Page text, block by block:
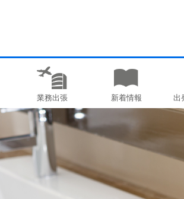
業務出張 新着情報 出